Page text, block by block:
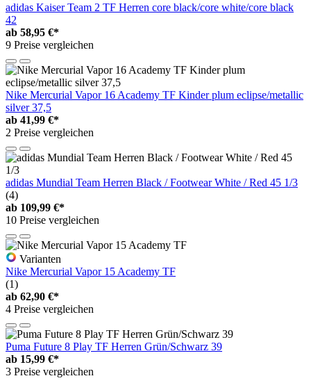
adidas Kaiser Team 2 TF Herren core black/core white/core black
42
ab 58,95 €*
9 Preise vergleichen
Nike Mercurial Vapor 16 Academy TF Kinder plum eclipse/metallic
silver 37,5
ab 41,99 €*
2 Preise vergleichen
adidas Mundial Team Herren Black / Footwear White / Red 45 1/3
(4)
ab 109,99 €*
10 Preise vergleichen
Varianten
Nike Mercurial Vapor 15 Academy TF
(1)
ab 62,90 €*
4 Preise vergleichen
Puma Future 8 Play TF Herren Grün/Schwarz 39
ab 15,99 €*
3 Preise vergleichen